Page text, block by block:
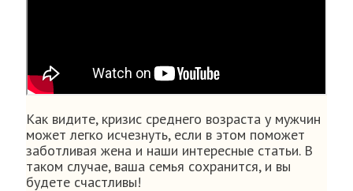
Как видите, кризис среднего возраста у мужчин
может легко исчезнуть, если в этом поможет
заботливая жена и наши интересные статьи. В
таком случае, ваша семья сохранится, и вы
будете счастливы!